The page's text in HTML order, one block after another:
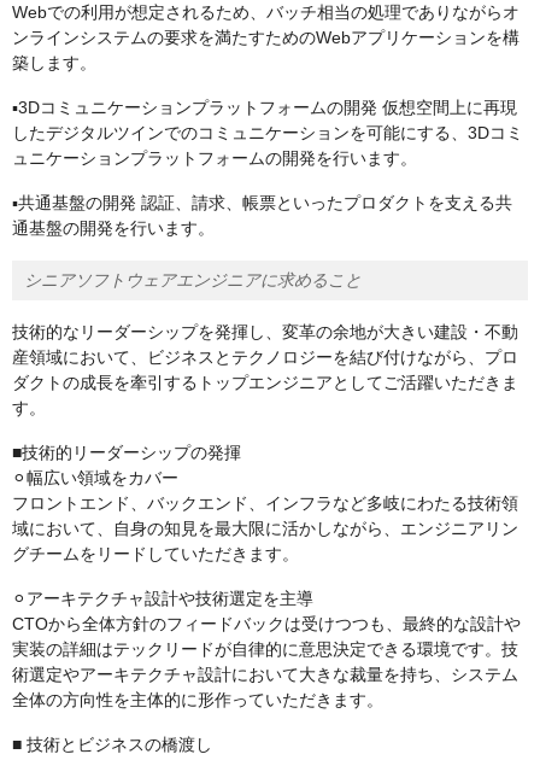
Webでの利用が想定されるため、バッチ相当の処理でありながらオ
ンラインシステムの要求を満たすためのWebアプリケーションを構
築します。
▪︎3Dコミュニケーションプラットフォームの開発 仮想空間上に再現
したデジタルツインでのコミュニケーションを可能にする、3Dコミ
ュニケーションプラットフォームの開発を行います。
▪︎共通基盤の開発 認証、請求、帳票といったプロダクトを支える共
通基盤の開発を行います。
シニアソフトウェアエンジニアに求めること
技術的なリーダーシップを発揮し、変革の余地が大きい建設・不動
産領域において、ビジネスとテクノロジーを結び付けながら、プロ
ダクトの成長を牽引するトップエンジニアとしてご活躍いただきま
す。
■技術的リーダーシップの発揮
⚪︎幅広い領域をカバー
フロントエンド、バックエンド、インフラなど多岐にわたる技術領
域において、自身の知見を最大限に活かしながら、エンジニアリン
グチームをリードしていただきます。
⚪︎アーキテクチャ設計や技術選定を主導
CTOから全体方針のフィードバックは受けつつも、最終的な設計や
実装の詳細はテックリードが自律的に意思決定できる環境です。技
術選定やアーキテクチャ設計において大きな裁量を持ち、システム
全体の方向性を主体的に形作っていただきます。
■ 技術とビジネスの橋渡し